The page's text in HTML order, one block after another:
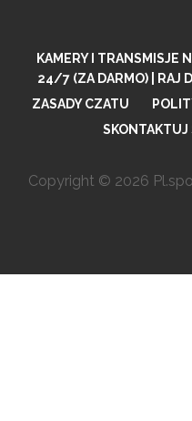
KAMERY I TRANSMISJE
24/7 (ZA DARMO) | RAJ
ZASADY CZATU
SKONTAKTUJ
Copyright © 2026